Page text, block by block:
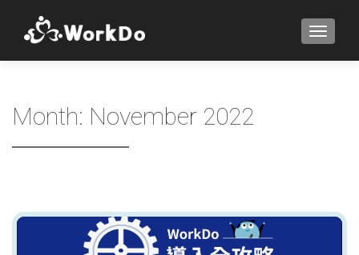
Month: November 2022